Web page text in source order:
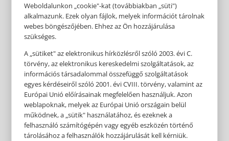
Weboldalunkon „cookie"-kat (továbbiakban „süti")
alkalmazunk. Ezek olyan fájlok, melyek információt tárolnak
webes böngészőjében. Ehhez az Ön hozzájárulása
szükséges.
A „sütiket" az elektronikus hírközlésről szóló 2003. évi C.
törvény, az elektronikus kereskedelmi szolgáltatások, az
információs társadalommal összefüggő szolgáltatások
egyes kérdéseiről szóló 2001. évi CVIII. törvény, valamint az
Európai Unió előírásainak megfelelően használjuk. Azon
weblapoknak, melyek az Európai Unió országain belül
működnek, a „sütik" használatához, és ezeknek a
felhasználó számítógépén vagy egyéb eszközén történő
tárolásához a felhasználók hozzájárulását kell kérniük.